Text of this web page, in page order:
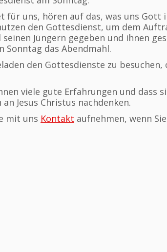
für uns, hören auf das, was uns Gott
den Gottesdienst, um dem
Jüngern gegeben und ihnen
Sonntag das Abendmahl.
den Gottesdienste zu
viele gute Erfahrungen und dass
Jesus Christus nachdenken.
mit uns Kontakt aufnehmen, wenn